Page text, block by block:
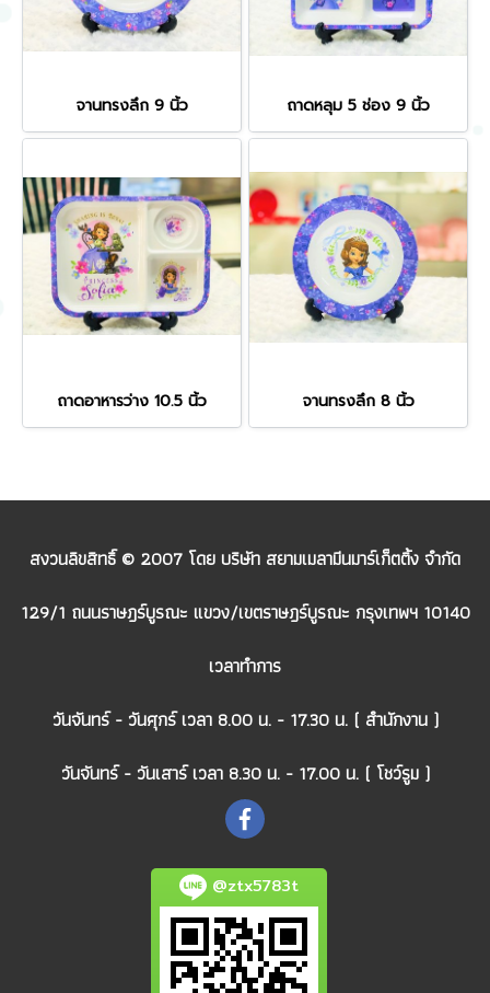
จานทรงลึก 9 นิ้ว ถาดหลุม 5 ช่อง 9 นิ้ว
ถาดอาหารว่าง 10.5 นิ้ว จานทรงลึก 8 นิ้ว
สงวนลิขสิทธิ์ © 2007 โดย บริษัท สยามเมลามีนมาร์เก็ตติ้ง จำกัด
129/1 ถนนราษฎร์บูรณะ แขวง/เขตราษฎร์บูรณะ กรุงเทพฯ 10140
เวลาทำการ
วันจันทร์ - วันศุกร์ เวลา 8.00 น. - 17.30 น. ( สำนักงาน )
วันจันทร์ - วันเสาร์ เวลา 8.30 น. - 17.00 น. ( โชว์รูม )
@ztx5783t